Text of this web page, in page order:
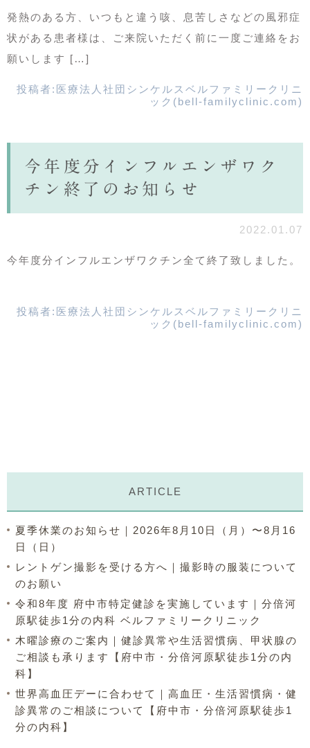
発熱のある方、いつもと違う咳、息苦しさなどの風邪症
状がある患者様は、ご来院いただく前に一度ご連絡をお
願いします […]
投稿者: 医療法人社団シンケルスベルファミリークリニ
ック(bell-familyclinic.com)
今年度分インフルエンザワク
チン終了のお知らせ
2022.01.07
今年度分インフルエンザワクチン全て終了致しました。
投稿者: 医療法人社団シンケルスベルファミリークリニ
ック(bell-familyclinic.com)
ARTICLE
夏季休業のお知らせ｜2026年8月10日（月）〜8月16
日（日）
レントゲン撮影を受ける方へ｜撮影時の服装について
のお願い
令和8年度 府中市特定健診を実施しています｜分倍河
原駅徒歩1分の内科 ベルファミリークリニック
木曜診療のご案内｜健診異常や生活習慣病、甲状腺の
ご相談も承ります【府中市・分倍河原駅徒歩1分の内
科】
世界高血圧デーに合わせて｜高血圧・生活習慣病・健
診異常のご相談について【府中市・分倍河原駅徒歩1
分の内科】